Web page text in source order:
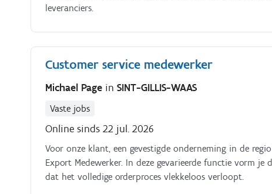
leveranciers.
Customer service medewerker
Michael Page inSINT-GILLIS-WAAS
Vaste jobs
Online sinds 22 jul. 2026
Voor onze klant, een gevestigde onderneming in de
Export Medewerker. In deze gevarieerde functie vorm
dat het volledige orderproces vlekkeloos verloopt.